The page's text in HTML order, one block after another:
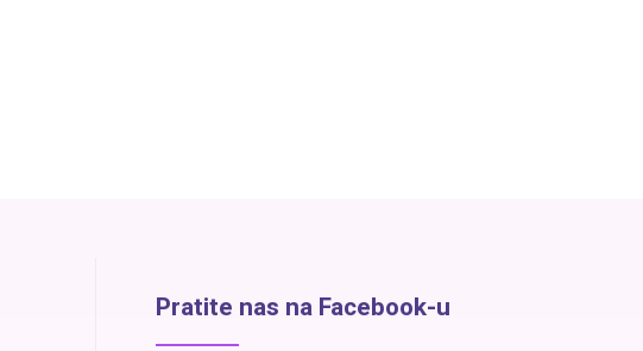
Pratite nas na Facebook-u